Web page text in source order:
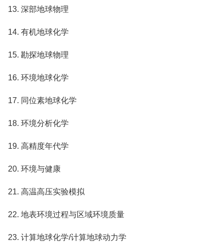
13. 深部地球物理
14. 有机地球化学
15. 勘探地球物理
16. 环境地球化学
17. 同位素地球化学
18. 环境分析化学
19. 高精度年代学
20. 环境与健康
21. 高温高压实验模拟
22. 地表环境过程与区域环境质量
23. 计算地球化学/计算地球动力学